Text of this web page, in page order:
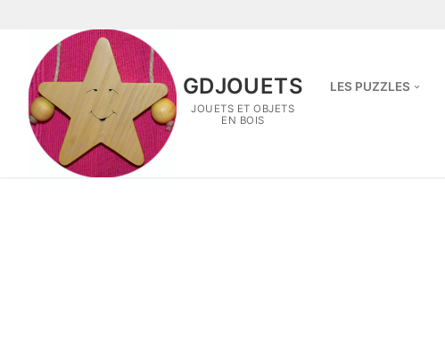
contenu
GDJOUETS
JOUETS ET OBJETS
EN BOIS
LES PUZZLES